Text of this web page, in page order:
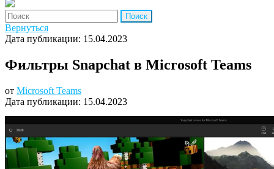
'Найти:
Вернуться
Дата публикации: 15.04.2023
Фильтры Snapchat в Microsoft Teams
от Microsoft Teams
Дата публикации: 15.04.2023